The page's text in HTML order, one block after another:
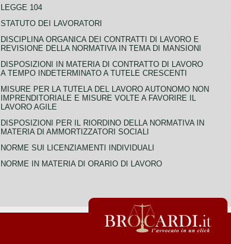
LEGGE 104
STATUTO DEI LAVORATORI
DISCIPLINA ORGANICA DEI CONTRATTI DI LAVORO E
REVISIONE DELLA NORMATIVA IN TEMA DI MANSIONI
DISPOSIZIONI IN MATERIA DI CONTRATTO DI LAVORO
A TEMPO INDETERMINATO A TUTELE CRESCENTI
MISURE PER LA TUTELA DEL LAVORO AUTONOMO NON
IMPRENDITORIALE E MISURE VOLTE A FAVORIRE IL
LAVORO AGILE
DISPOSIZIONI PER IL RIORDINO DELLA NORMATIVA IN
MATERIA DI AMMORTIZZATORI SOCIALI
NORME SUI LICENZIAMENTI INDIVIDUALI
NORME IN MATERIA DI ORARIO DI LAVORO